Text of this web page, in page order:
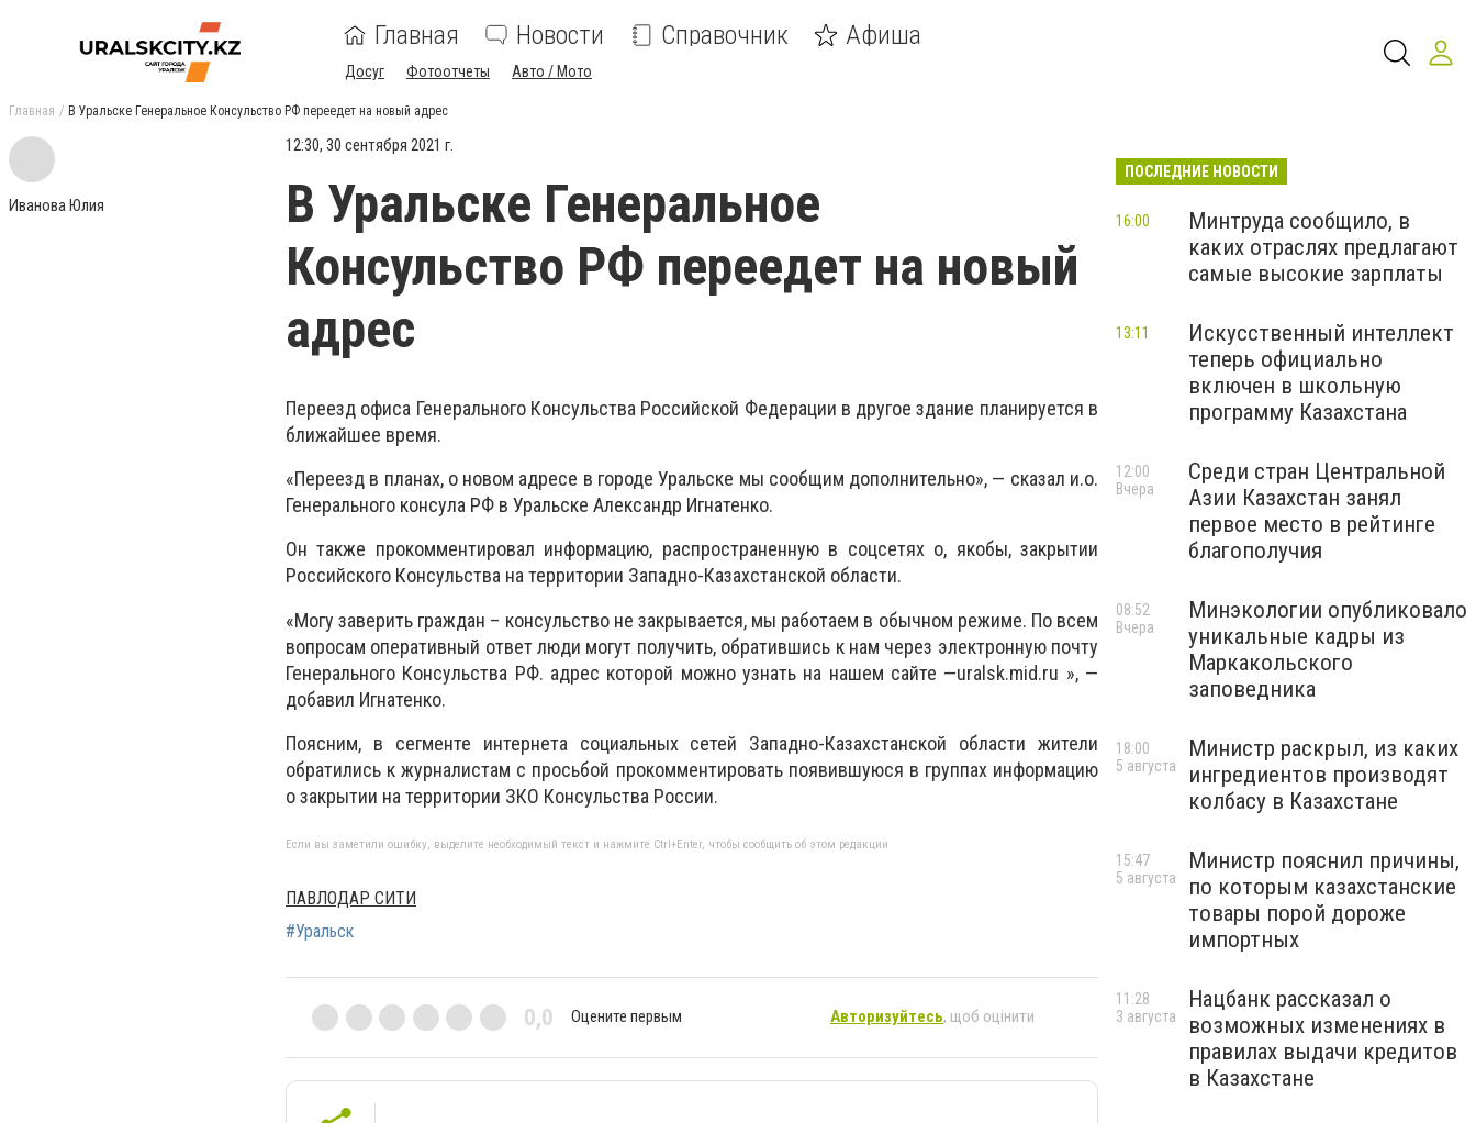
Главная Новости Справочник Афиша
Досуг Фотоотчеты Авто / Мото
Главная В Уральске Генеральное Консульство РФ переедет на новый адрес
Иванова Юлия
12:30, 30 сентября 2021 г.
В Уральске Генеральное
Консульство РФ переедет на новый
адрес
Переезд офиса Генерального Консульства Российской Федерации в другое здание планируется в
ближайшее время.
«Переезд в планах, о новом адресе в городе Уральске мы сообщим дополнительно», — сказал и.о.
Генерального консула РФ в Уральске Александр Игнатенко.
Он также прокомментировал информацию, распространенную в соцсетях о, якобы, закрытии
Российского Консульства на территории Западно-Казахстанской области.
«Могу заверить граждан – консульство не закрывается, мы работаем в обычном режиме. По всем
вопросам оперативный ответ люди могут получить, обратившись к нам через электронную почту
Генерального Консульства РФ. адрес которой можно узнать на нашем сайте —uralsk.mid.ru », —
добавил Игнатенко.
Поясним, в сегменте интернета социальных сетей Западно-Казахстанской области жители
обратились к журналистам с просьбой прокомментировать появившуюся в группах информацию
о закрытии на территории ЗКО Консульства России.
Если вы заметили ошибку, выделите необходимый текст и нажмите Ctrl+Enter, чтобы сообщить об этом редакции
ПАВЛОДАР СИТИ
#Уральск
0,0 Оцените первым Авторизуйтесь, щоб оцінити
ПОСЛЕДНИЕ НОВОСТИ
Минтруда сообщило, в
каких отраслях предлагают
самые высокие зарплаты
16:00
Искусственный интеллект
теперь официально
включен в школьную
программу Казахстана
13:11
Среди стран Центральной
Азии Казахстан занял
первое место в рейтинге
благополучия
12:00
Вчера
Минэкологии опубликовало
уникальные кадры из
Маркакольского
заповедника
08:52
Вчера
Министр раскрыл, из каких
ингредиентов производят
колбасу в Казахстане
18:00
5 августа
Министр пояснил причины,
по которым казахстанские
товары порой дороже
импортных
15:47
5 августа
Нацбанк рассказал о
возможных изменениях в
правилах выдачи кредитов
в Казахстане
11:28
3 августа